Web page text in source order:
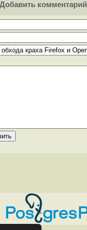
Добавить комментарий